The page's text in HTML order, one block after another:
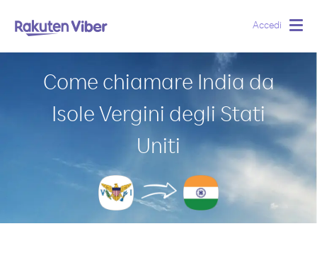
Accedi
Come chiamare India da
Isole Vergini degli Stati
Uniti